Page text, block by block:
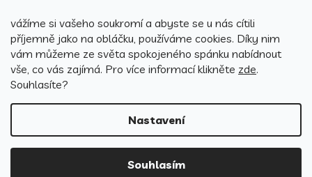
vážíme si vašeho soukromí a abyste se u nás cítili
příjemně jako na obláčku, používáme cookies. Díky nim
vám můžeme ze světa spokojeného spánku nabídnout
vše, co vás zajímá. Pro více informací klikněte zde.
Souhlasíte?
Nastavení
Souhlasím
Novinky na instagramu
Vytvořil Shoptet